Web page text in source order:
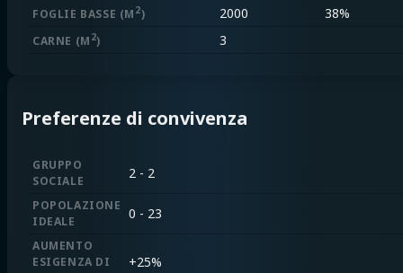
FOGLIE BASSE (M 2) 2000 38%
CARNE (M 2) 3
Preferenze di convivenza
GRUPPO
SOCIALE
2 - 2
POPOLAZIONE
IDEALE
0 - 23
AUMENTO
ESIGENZA DI
+25%